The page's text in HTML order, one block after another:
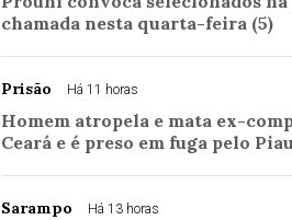
chamada nesta quarta-feira (5)
Prisão Há 11 horas
Homem atropela e mata ex-
Ceará e é preso em fuga pelo
Sarampo Há 13 horas